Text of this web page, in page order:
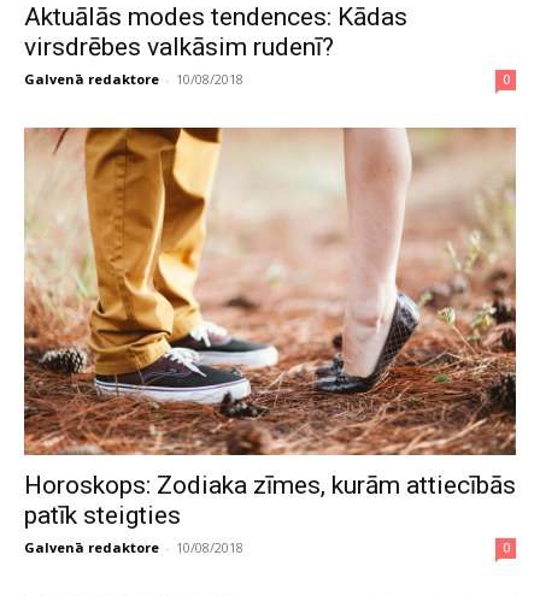
Aktuālās modes tendences: Kādas
virsdrēbes valkāsim rudenī?
Galvenā redaktore - 10/08/2018 0
Horoskops: Zodiaka zīmes, kurām attiecībās
patīk steigties
Galvenā redaktore - 10/08/2018 0